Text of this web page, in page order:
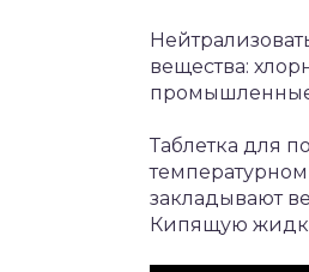
вещества:
Таблетка для
закладывают
Кипящую